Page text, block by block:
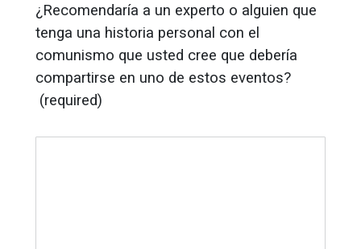
¿Recomendaría a un experto o alguien que
tenga una historia personal con el
comunismo que usted cree que debería
compartirse en uno de estos eventos?
(required)